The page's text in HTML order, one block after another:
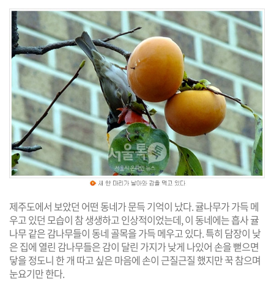
제주도에서 보았던 어떤 동네가 문득 기억이 났다. 귤나무가 가득 메
우고 있던 모습이 참 생생하고 인상적이었는데, 이 동네에는 흡사 귤
나무 같은 감나무들이 동네 골목을 가득 메우고 있다. 특히 담장이 낮
은 집에 열린 감나무들은 감이 달린 가지가 낮게 나있어 손을 뻗으면
닿을 정도니 한 개 따고 싶은 마음에 손이 근질근질 했지만 꾹 참으며
눈요기만 한다.